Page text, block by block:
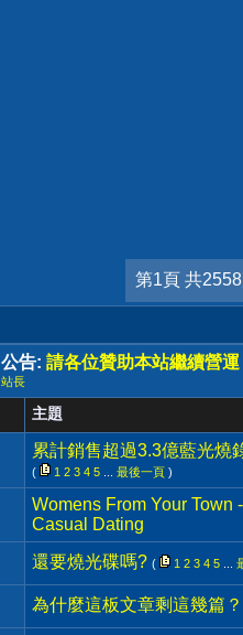
第1頁 共
公告: 請各位贊助本站繼續營運
站長
主題
累計銷售超過3.3億藍光燒
( 1 2 3 4 5 最後一頁 )
Womens From Your Town
Casual Dating
還要燒光碟嗎? ( 1 2 3 4 5
為什麼這板文章剩這幾篇？